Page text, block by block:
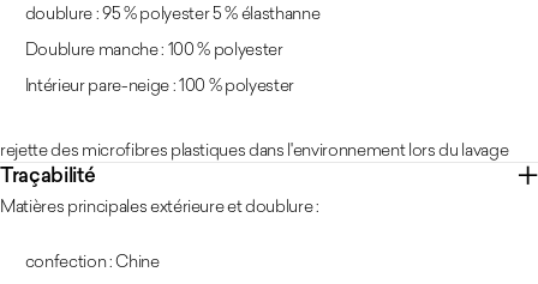
doublure : 95 % polyester 5 % élasthanne
Doublure manche : 100 % polyester
Intérieur pare-neige : 100 % polyester
rejette des microfibres plastiques dans l'environnement lors du lavage
Traçabilité
Matières principales extérieure et doublure :
confection : Chine